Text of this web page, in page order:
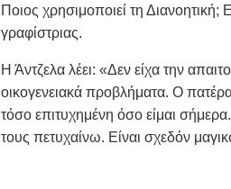
Ποιος χρησιμοποιεί τη
γραφίστριας.
Η Άντζελα λέει: «Δεν είχα την
οικογενειακά προβλήματα. Ο
τόσο επιτυχημένη όσο είμαι
τους πετυχαίνω. Είναι σχεδόν